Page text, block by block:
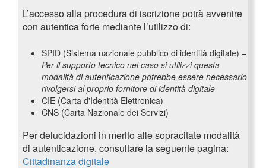
L’accesso alla procedura di iscrizione potrà avvenire
con autentica forte mediante l’utilizzo di:
SPID (Sistema nazionale pubblico di identità digitale) –
Per il supporto tecnico nel caso si utilizzi questa
modalità di autenticazione potrebbe essere necessario
rivolgersi al proprio fornitore di identità digitale
CIE (Carta d'Identità Elettronica)
CNS (Carta Nazionale dei Servizi)
Per delucidazioni in merito alle sopracitate modalità
di autenticazione, consultare la seguente pagina:
Cittadinanza digitale